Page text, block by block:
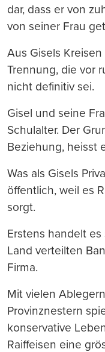
dar, dass er von
von seiner Frau
Aus Gisels
Trennung, die vor
nicht definitiv sei.
Gisel und seine
Schulalter. Der
Beziehung, heisst
Was als Gisels
öffentlich, weil es
sorgt.
Erstens handelt
Land verteilten
Firma.
Mit vielen
Provinznestern
konservative
Raiffeisen eine